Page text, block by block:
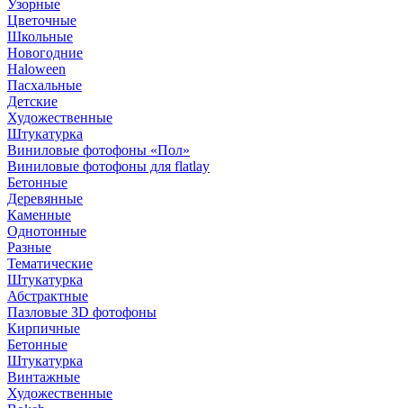
Узорные
Цветочные
Школьные
Новогодние
Haloween
Пасхальные
Детские
Художественные
Штукатурка
Виниловые фотофоны «Пол»
Виниловые фотофоны для flatlay
Бетонные
Деревянные
Каменные
Однотонные
Разные
Тематические
Штукатурка
Абстрактные
Пазловые 3D фотофоны
Кирпичные
Бетонные
Штукатурка
Винтажные
Художественные